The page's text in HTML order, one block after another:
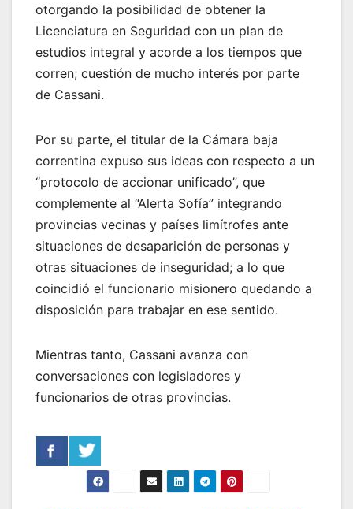
otorgando la posibilidad de obtener la
Licenciatura en Seguridad con un plan de
estudios integral y acorde a los tiempos que
corren; cuestión de mucho interés por parte
de Cassani.
Por su parte, el titular de la Cámara baja
correntina expuso sus ideas con respecto a un
“protocolo de accionar unificado”, que
complemente al “Alerta Sofía” integrando
provincias vecinas y países limítrofes ante
situaciones de desaparición de personas y
otras situaciones de inseguridad; a lo que
coincidió el funcionario misionero quedando a
disposición para trabajar en ese sentido.
Mientras tanto, Cassani avanza con
conversaciones con legisladores y
funcionarios de otras provincias.